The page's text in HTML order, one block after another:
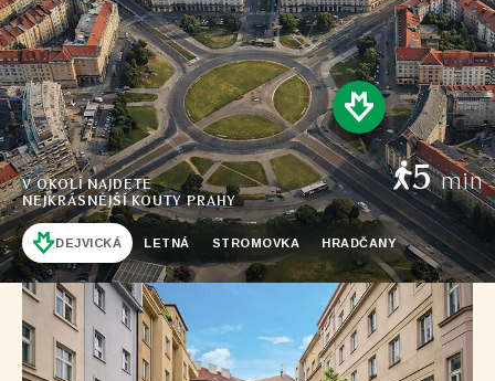
V OKOLÍ NAJDETE
NEJKRÁSNĚJŠÍ KOUTY PRAHY
DEJVICKÁ LETNÁ STROMOVKA HRADČANY
5min